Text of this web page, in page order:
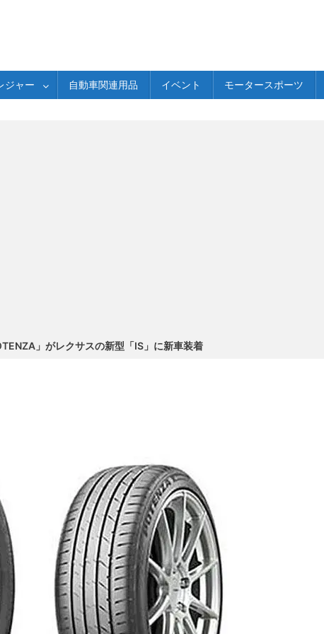
ジャー 自動車関連用品 イベント モータースポーツ
」がレクサスの新型「IS」に新車装着